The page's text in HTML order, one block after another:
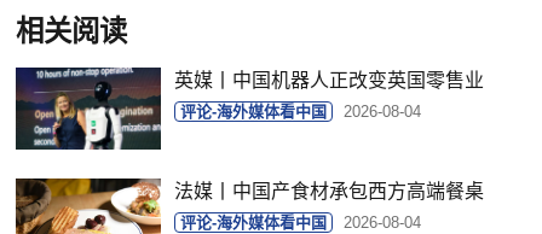
相关阅读
英媒丨中国机器人正改变英国零售业
评论-海外媒体看中国 2026-08-04
法媒丨中国产食材承包西方高端餐桌
评论-海外媒体看中国 2026-08-04